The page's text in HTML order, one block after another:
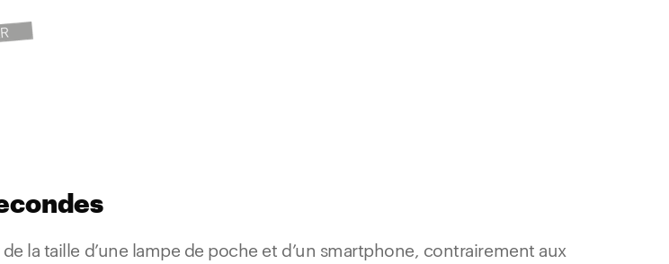
la taille d’une lampe de poche et d’un smartphone, contrairement aux